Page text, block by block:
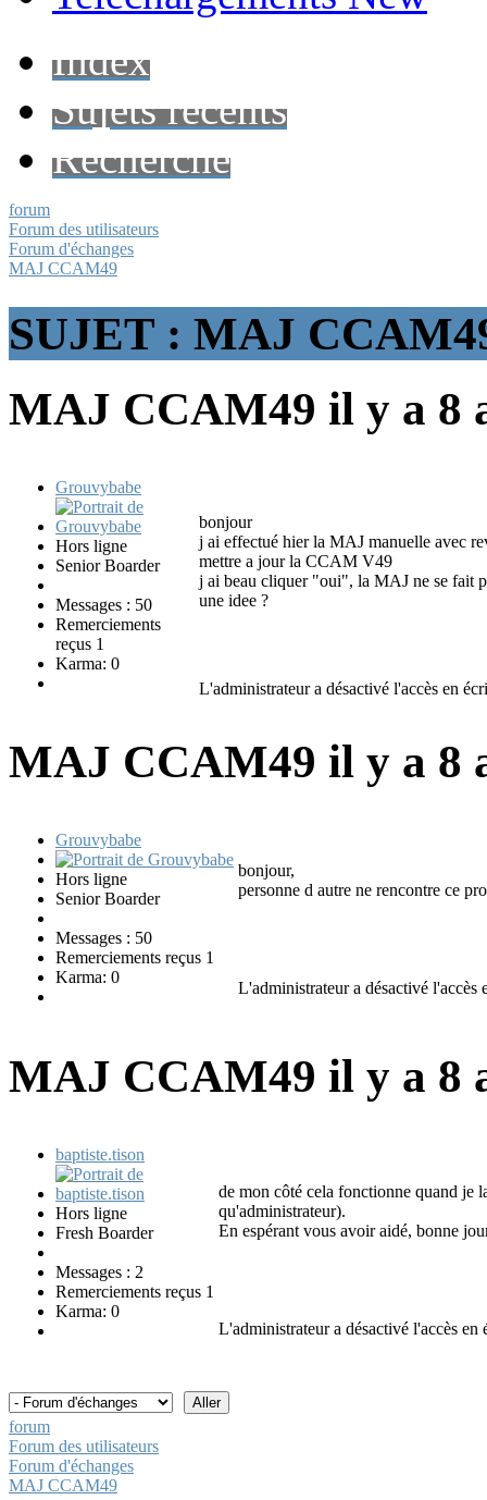
Index
Sujets récents
Recherche
forum
Forum des utilisateurs
Forum d'échanges
MAJ CCAM49
SUJET : MAJ
MAJ CCAM49 il y a 8
Grouvybabe
Hors ligne
Senior Boarder
Messages : 50
Remerciements
reçus 1
Karma: 0
bonjour
j ai effectué hier la MAJ manuelle avec
mettre a jour la CCAM V49
j ai beau cliquer "oui", la MAJ ne se fait
une idee ?
L'administrateur a désactivé l'accès en
MAJ CCAM49 il y a 8
Grouvybabe
Hors ligne
Senior Boarder
Messages : 50
Remerciements reçus 1
Karma: 0
bonjour,
personne d autre ne rencontre ce
L'administrateur a désactivé l'accès
MAJ CCAM49 il y a 8
baptiste.tison
Hors ligne
Fresh Boarder
Messages : 2
Remerciements reçus 1
Karma: 0
de mon côté cela fonctionne quand je
qu'administrateur).
En espérant vous avoir aidé, bonne
L'administrateur a désactivé l'accès
forum
Forum des utilisateurs
Forum d'échanges
MAJ CCAM49